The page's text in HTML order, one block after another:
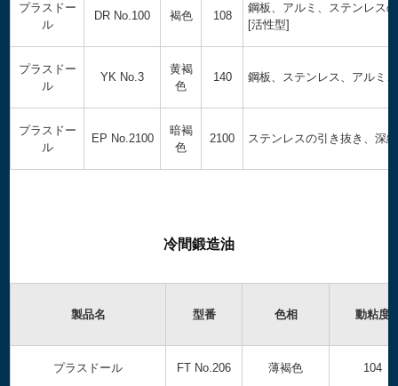
プラスドー
ル
DR No.100 褐色 108
鋼板、アルミ、ステンレス
[活性型]
プラスドー
ル
YK No.3
黄褐
色
140 鋼板、ステンレス、アルミ
プラスドー
ル
EP No.2100
暗褐
色
2100 ステンレスの引き抜き、深
冷間鍛造油
製品名 型番 色相 動粘度
プラスドール FT No.206 薄褐色 104